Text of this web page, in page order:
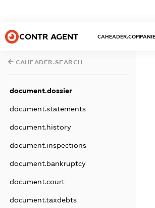
CONTR AGENT
CAHEADER.SEARCH
document.dossier
document.statements
document.history
document.inspections
document.bankruptcy
document.court
document.taxdebts